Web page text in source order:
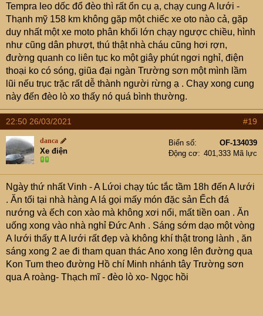
Tempra leo dốc đổ đèo thì rất ổn cụ ạ, chạy cung A lưới -
Thạnh mỹ 158 km không gặp một chiếc xe oto nào cả, gặp
duy nhất một xe moto phân khối lớn chạy ngược chiều, hình
như cũng dân phượt, thú thật nhà cháu cũng hơi rợn,
đường quanh co liên tục ko một giây phút ngơi nghỉ, điện
thoại ko có sóng, giũa đại ngàn Trường sơn một mình lầm
lũi nếu trục trặc rất dễ thành người rừng ạ . Chạy xong cung
này đến đèo lò xo thấy nó quá bình thường.
22:50 26/03/2021 #19
danca
Xe điện
Biển số
OF-134039
Động cơ
401,333 Mã lực
Ngày thứ nhất Vinh - A Lứoi chạy túc tắc tầm 18h đến A lưới
. Ăn tối tại nhà hàng A lá gọi mấy món đặc sản Ếch đá
nướng và ếch con xào mà không xơi nổi, mất tiền oan . Ăn
uống xong vào nhà nghỉ Đức Anh . Sáng sớm dạo một vòng
A lưới thấy tt A lưới rất đẹp và không khí thật trong lành , ăn
sáng xong 2 ae đi tham quan thác Ano xong lên đường qua
Kon Tum theo đường Hồ chí Minh nhánh tây Trường sơn
qua A roàng- Thạch mĩ - đèo lò xo- Ngọc hồi